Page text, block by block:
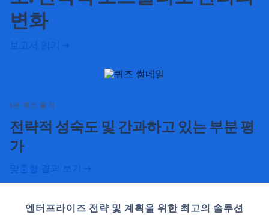
변화
보고서 읽기
1분 퀴즈 풀기
전략적 성숙도 및 간과하고 있는 부분 평
가
맞춤형 결과 보기
엔터프라이즈 전략 및 계획을 위한 최고의 솔루션